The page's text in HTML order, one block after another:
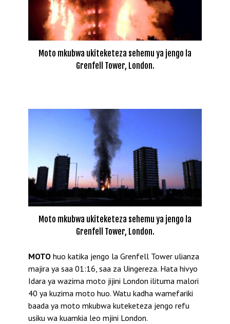
Moto mkubwa ukiteketeza sehemu ya jengo la
Grenfell Tower, London.
Moto mkubwa ukiteketeza sehemu ya jengo la
Grenfell Tower, London.
MOTO huo katika jengo la Grenfell Tower ulianza
majira ya saa 01:16, saa za Uingereza. Hata hivyo
Idara ya wazima moto jijini London ilituma malori
40 ya kuzima moto huo. Watu kadha wamefariki
baada ya moto mkubwa kuteketeza jengo refu
usiku wa kuamkia leo mjini London.